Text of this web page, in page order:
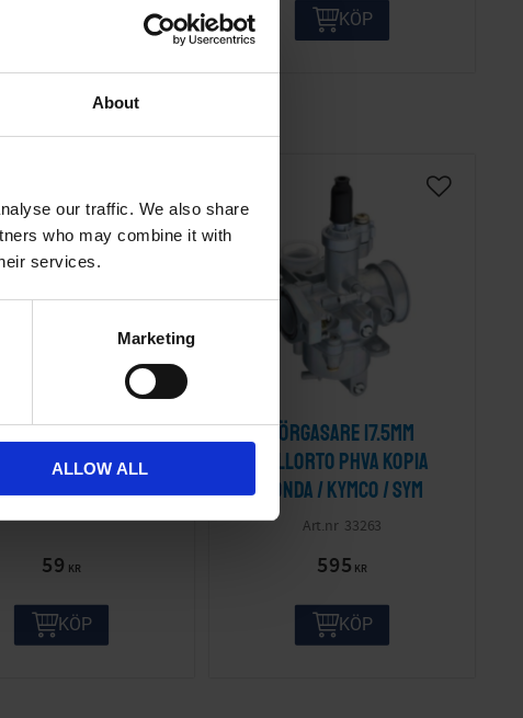
About
our traffic. We also share
who may combine it with
services.
Marketing
ALLOW ALL
KÖP
6201 2RSH SKF
62012RSHSKF
59 KR
KÖP
Förgasare 17.5mm
Dellorto PHVA kopia
Honda / Kymco / Sym
33263
595 KR
KÖP